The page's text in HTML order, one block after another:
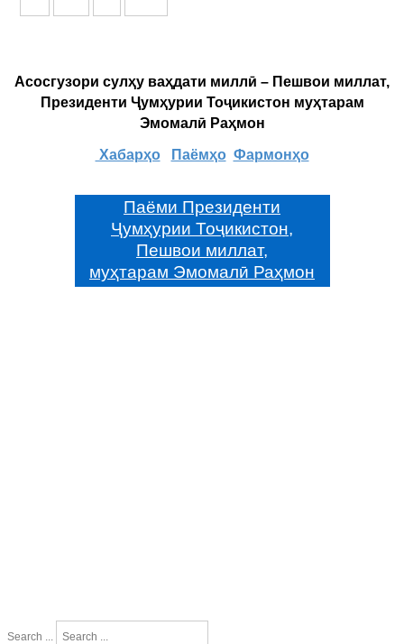
Асосгузори сулҳу ваҳдати миллӣ – Пешвои миллат,
Президенти Ҷумҳурии Тоҷикистон муҳтарам
Эмомалӣ Раҳмон
Хабарҳо Паёмҳо Фармонҳо
Паёми Президенти
Ҷумҳурии Тоҷикистон,
Пешвои миллат,
муҳтарам Эмомалӣ Раҳмон
Search ...